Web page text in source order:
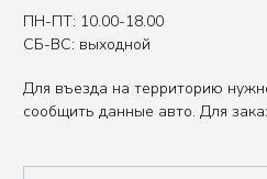
ИП Сенкеева Лолита Аркадьевна
Публичная оферта